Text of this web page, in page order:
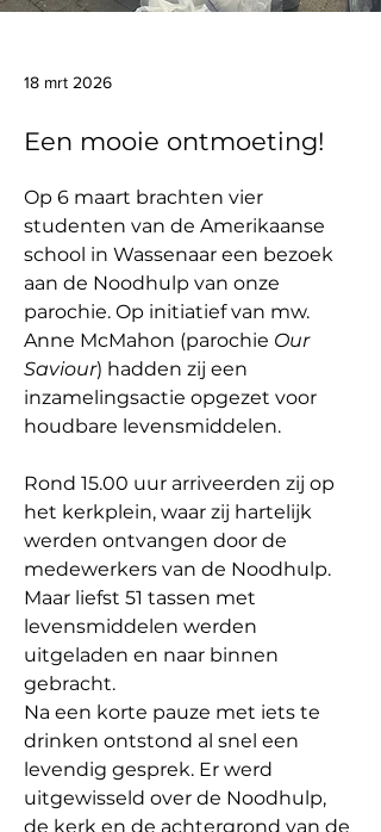
18 mrt 2026
Een mooie ontmoeting!
Op 6 maart brachten vier
studenten van de Amerikaanse
school in Wassenaar een bezoek
aan de Noodhulp van onze
parochie. Op initiatief van mw.
Anne McMahon (parochie Our
Saviour) hadden zij een
inzamelingsactie opgezet voor
houdbare levensmiddelen.
Rond 15.00 uur arriveerden zij op
het kerkplein, waar zij hartelijk
werden ontvangen door de
medewerkers van de Noodhulp.
Maar liefst 51 tassen met
levensmiddelen werden
uitgeladen en naar binnen
gebracht.
Na een korte pauze met iets te
drinken ontstond al snel een
levendig gesprek. Er werd
uitgewisseld over de Noodhulp,
de kerk en de achtergrond van de